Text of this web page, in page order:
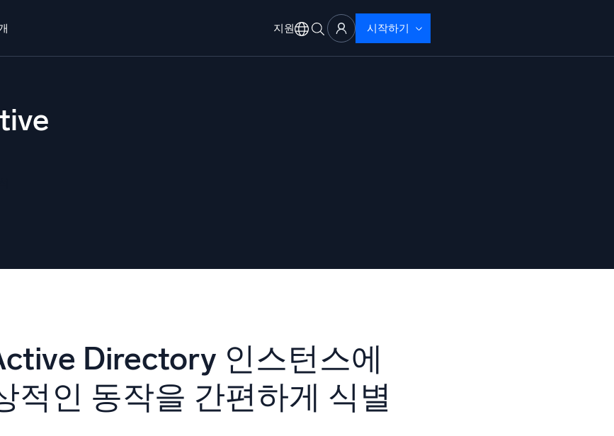
지원 시작하기
새로움
가시성으로 클라우드 보안 강화
Directory 인스턴스에
적인 동작을 간편하게 식별